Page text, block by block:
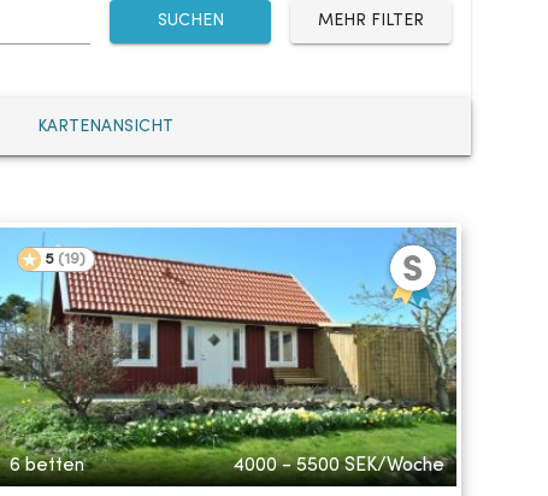
SUCHEN MEHR FILTER
KARTENANSICHT
5 (19)
6 betten 4000 - 5500 SEK/Woche